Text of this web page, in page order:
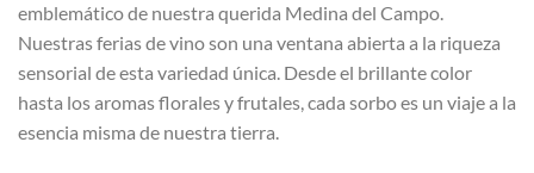
emblemático de nuestra querida Medina del Campo.
Nuestras ferias de vino son una ventana abierta a la riqueza
sensorial de esta variedad única. Desde el brillante color
hasta los aromas florales y frutales, cada sorbo es un viaje a la
esencia misma de nuestra tierra.